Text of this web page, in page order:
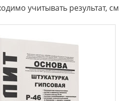
учитывать результат,